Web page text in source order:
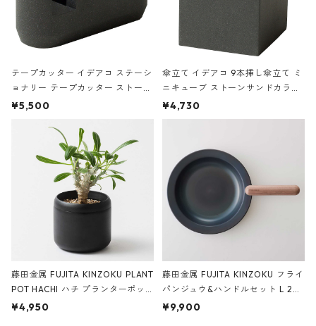
テープカッター イデアコ ステーシ
ョナリー テープカッター ストーン
サンドカラー 石調 ideaco Station
¥5,500
傘立て イデアコ 9本挿し傘立て ミ
ニキューブ ストーンサンドカラー
石調 ideaco Umbrella Stand CUB
E ストーンサンドブラック
¥4,730
藤田金属 FUJITA KINZOKU PLANT
POT HACHI ハチ プランターポッ
ト 3号 ブラック
¥4,950
藤田金属 FUJITA KINZOKU フライ
パンジュウ&ハンドルセット L 24c
m ガス火・IH対応 鉄フライパン
¥9,900